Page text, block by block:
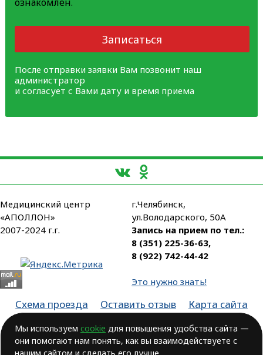
Записаться
После отправки заявки Вам позвонит наш
администратор
и согласует с Вами дату и время приема
Медицинский центр
«АПОЛЛОН»
2007-2024 г.г.
г.Челябинск,
ул.Володарского, 50А
Запись на прием по тел.:
8 (351) 225-36-63,
8 (922) 742-44-42
Это нужно знать!
Схема проезда Оставить отзыв
Карта сайта
Лицензия № ЛО-74-01-003806, от 14.10.2016, выдана Министерством
здравоохранения Челябинской области
Мы используем cookie для повышения удобства сайта —
они помогают нам понять, как вы взаимодействуете с